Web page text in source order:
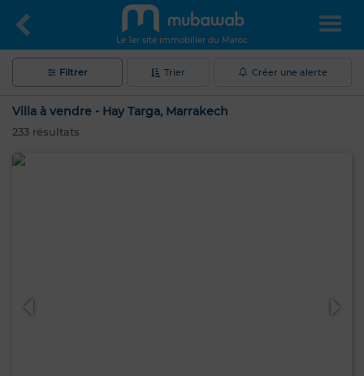
Le 1er site immobilier du Maroc
Filtrer Trier Créer une alerte
Villa à vendre - Hay Targa, Marrakech
233 résultats